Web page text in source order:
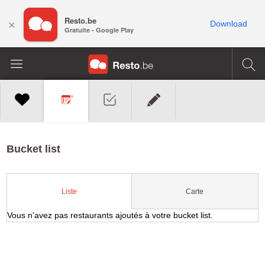
Bucket list
Liste Carte
Vous n'avez pas restaurants ajoutés à votre bucket list.
× Resto.be
Gratuite - Google Play
Download